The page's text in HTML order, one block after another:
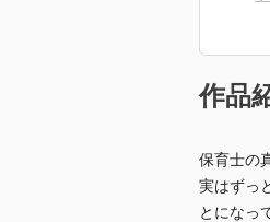
作品
保育士の
実はずっ
とになっ